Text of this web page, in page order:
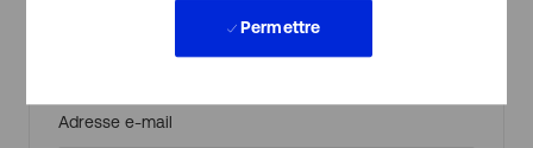
Permettre
REMARQUE : Utilisez les filtres de recherche affiner ci-
Adresse e-mail